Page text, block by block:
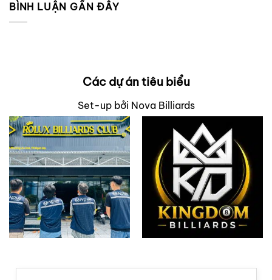
BÌNH LUẬN GẦN ĐÂY
Các dự án tiêu biểu
Set-up bởi Nova Billiards